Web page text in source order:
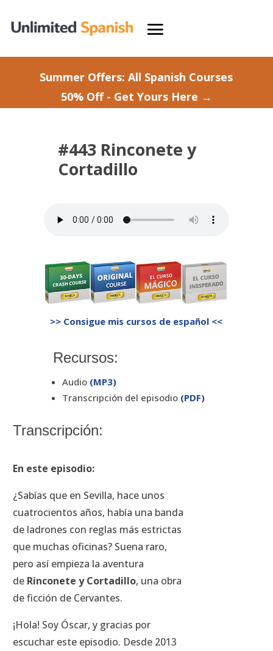
Summer Offers: All Spanish Courses
50% Off - Get Yours Here →
#443 Rinconete y
Cortadillo
>> Consigue mis cursos de español <<
Recursos:
Audio (MP3)
Transcripción del episodio (PDF)
Transcripción:
En este episodio:
¿Sabías que en Sevilla, hace unos
cuatrocientos años, había una banda
de ladrones con reglas más estrictas
que muchas oficinas? Suena raro,
pero así empieza la aventura
de Rinconete y Cortadillo, una obra
de ficción de Cervantes.
¡Hola! Soy Óscar, y gracias por
escuchar este episodio. Desde 2013